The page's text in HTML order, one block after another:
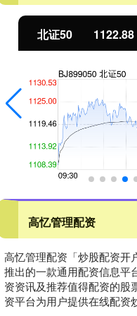
北证50 1122.88
高忆管理配资
高忆管理配资「炒股配资开
推出的一款通用配资信息平
资资讯及推荐值得配资的股
资平台为用户提供在线配资